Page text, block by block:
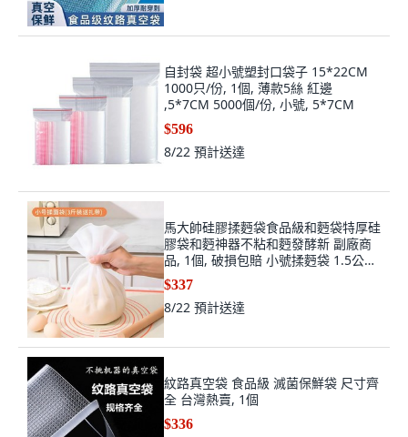
自封袋 超小號塑封口袋子 15*22CM
1000只/份, 1個, 薄款5絲 紅邊
,5*7CM 5000個/份, 小號, 5*7CM
$596
8/22 預計送達
馬大帥硅膠揉麪袋食品級和麪袋特厚硅
膠袋和麪神器不粘和麪發酵新 副廠商
品, 1個, 破損包賠 小號揉麪袋 1.5公斤
裝送扎
$337
8/22 預計送達
紋路真空袋 食品級 滅菌保鮮袋 尺寸齊
全 台灣熱賣, 1個
$336